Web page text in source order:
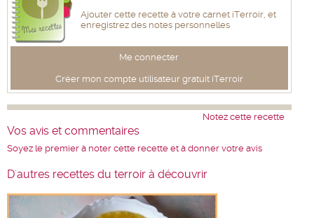
Ajouter cette recette à votre carnet iTerroir, et
enregistrez des notes personnelles
Me connecter
Créer mon compte utilisateur gratuit iTerroir
Notez cette recette
Vos avis et commentaires
Soyez le premier à noter cette recette et à donner votre avis
D'autres recettes du terroir à découvrir